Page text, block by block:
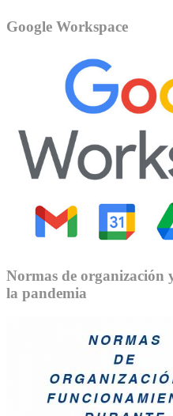
Google Workspace
Normas de
la pandemia